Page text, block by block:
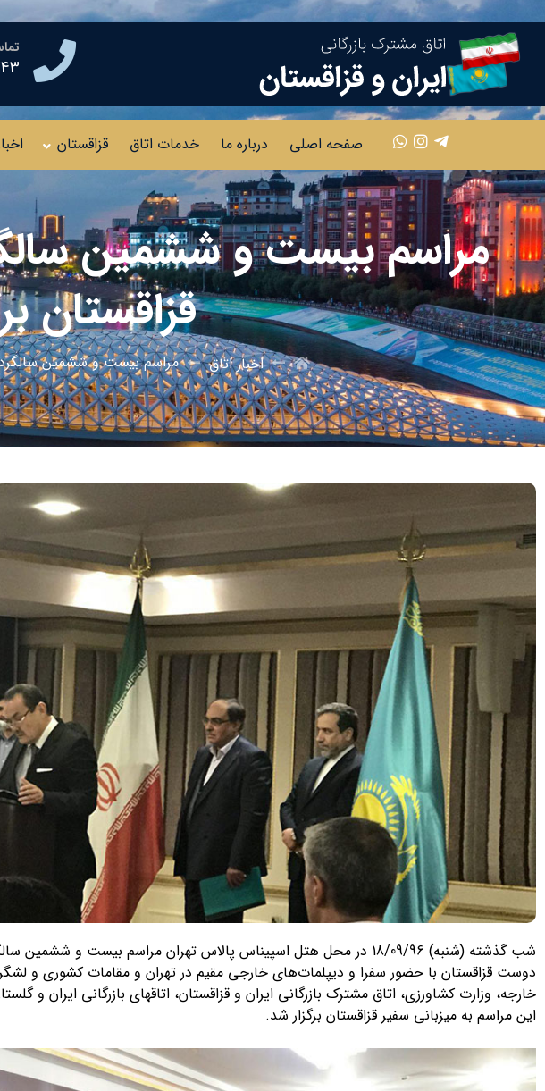
صفحه اصلی درباره ما خدمات اتاق قزاقستان
مراسم بیست و ششمین
قزاقستان
اخبار اتاق مراسم بیست و ششمین سالگرد
شب گذشته (شنبه) 18/09/96 در محل هتل اسپیناس پالاس تهران مراسم بیست و
دوست قزاقستان با حضور سفرا و دیپلمات‌های خارجی مقیم در تهران و مقامات کشوری و
خارجه، وزارت کشاورزی، اتاق مشترک بازرگانی ایران و قزاقستان، اتاقهای بازرگانی ایران و
این مراسم به میزبانی سفیر قزاقستان برگزار شد.